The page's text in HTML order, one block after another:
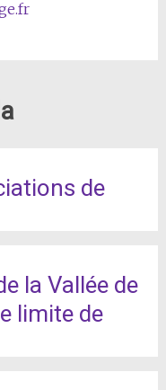
de
la Vallée de
limite de